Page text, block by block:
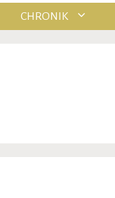
CHRONIK